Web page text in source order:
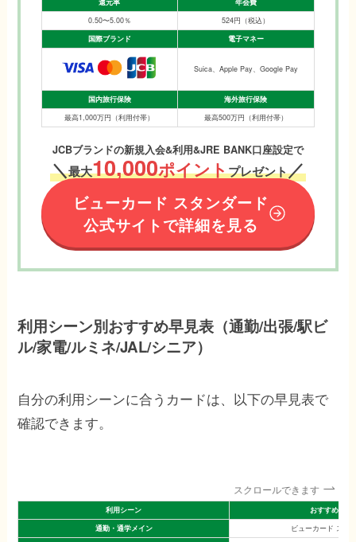
還元率
年会費
0.50〜5.00％
524円（税込）
国際ブランド
電子マネー
Suica、Apple Pay、Google Pay
国内旅行保険
海外旅行保険
最高1,000万円（利用付帯）
最高500万円（利用付帯）
JCBブランドの新規入会&利用&JRE BANK口座設定で
＼最大10,000ポイントプレゼント／
ビューカード スタンダード
公式サイトで詳細を見る
利用シーン別おすすめ早見表（通勤/出張/駅ビ
ル/家電/ルミネ/JAL/シニア）
自分の利用シーンに合うカードは、以下の早見表で
確認できます。
スクロールできます
利用シーン
おすすめカー
通勤・通学メイン
ビューカード スタ